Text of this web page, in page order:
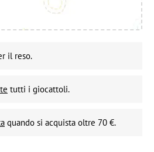
il reso.
tutti i giocattoli.
quando si acquista oltre 70 €.